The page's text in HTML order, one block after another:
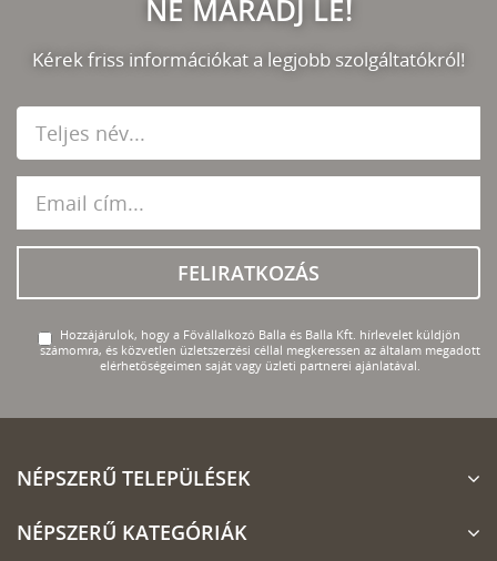
NE MARADJ LE!
Kérek friss információkat a legjobb szolgáltatókról!
FELIRATKOZÁS
Hozzájárulok, hogy a Fővállalkozó Balla és Balla Kft. hírlevelet küldjön
számomra, és közvetlen üzletszerzési céllal megkeressen az általam megadott
elérhetőségeimen saját vagy üzleti partnerei ajánlatával.
NÉPSZERŰ TELEPÜLÉSEK
NÉPSZERŰ KATEGÓRIÁK